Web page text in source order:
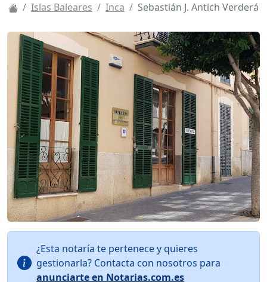
Islas Baleares Inca Sebastián J. Antich Verderá
¿Esta notaría te pertenece y quieres
gestionarla? Contacta con nosotros para
anunciarte en Notarias.com.es